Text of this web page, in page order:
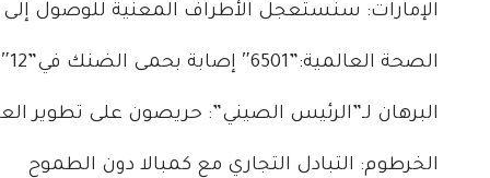
الإمارات: سنستعجل الأطراف المعنية للوصول إلى
الصحة العالمية:”6501″ إصابة بحمى الضنك في”12″ ولاية.
البرهان لـ”الرئيس الصيني”: حريصون على تطوير
الخرطوم: التبادل التجاري مع كمبالا دون الطموح